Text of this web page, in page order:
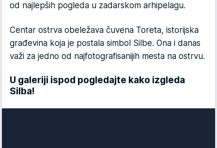
od najlepših pogleda u zadarskom arhipelagu.
Centar ostrva obeležava čuvena Toreta, istorijska
građevina koja je postala simbol Silbe. Ona i danas
važi za jedno od najfotografisanijih mesta na ostrvu.
U galeriji ispod pogledajte kako izgleda
Silba!